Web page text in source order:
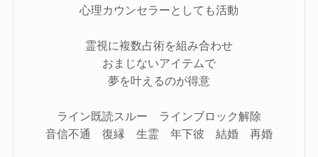
心理カウンセラーとしても活動
霊視に複数占術を組み合わせ
おまじないアイテムで
夢を叶えるのが得意
ライン既読スルー ラインブロック解除
音信不通 復縁 生霊 年下彼 結婚 再婚